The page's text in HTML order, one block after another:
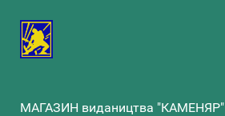
МАГАЗИН видаництва "КАМЕНЯР"